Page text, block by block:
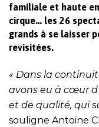
familiale et haute
cirque… les 26
grands à se laisser
revisitées.
« Dans la
avons eu à cœur
et de qualité, qui
souligne Antoine